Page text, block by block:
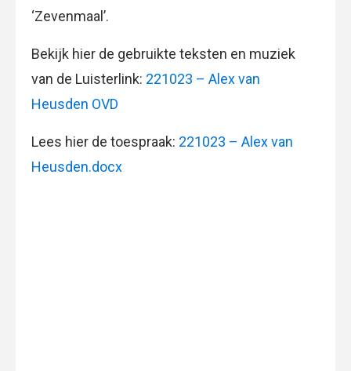
‘Zevenmaal’.
Bekijk hier de gebruikte teksten en muziek
van de Luisterlink: 221023 – Alex van
Heusden OVD
Lees hier de toespraak: 221023 – Alex van
Heusden.docx